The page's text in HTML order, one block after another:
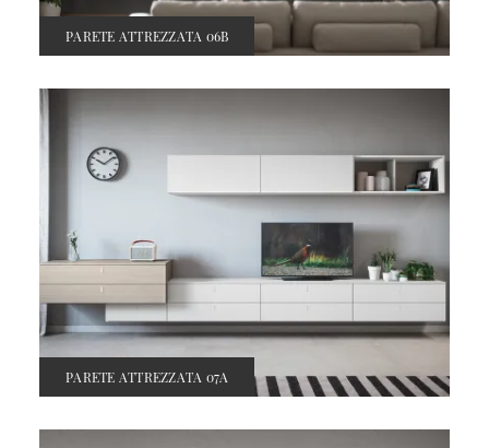
PARETE ATTREZZATA 06B
PARETE ATTREZZATA 07A